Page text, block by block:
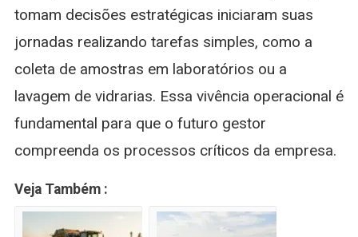
tomam decisões estratégicas iniciaram suas
jornadas realizando tarefas simples, como a
coleta de amostras em laboratórios ou a
lavagem de vidrarias. Essa vivência operacional é
fundamental para que o futuro gestor
compreenda os processos críticos da empresa.
Veja Também :